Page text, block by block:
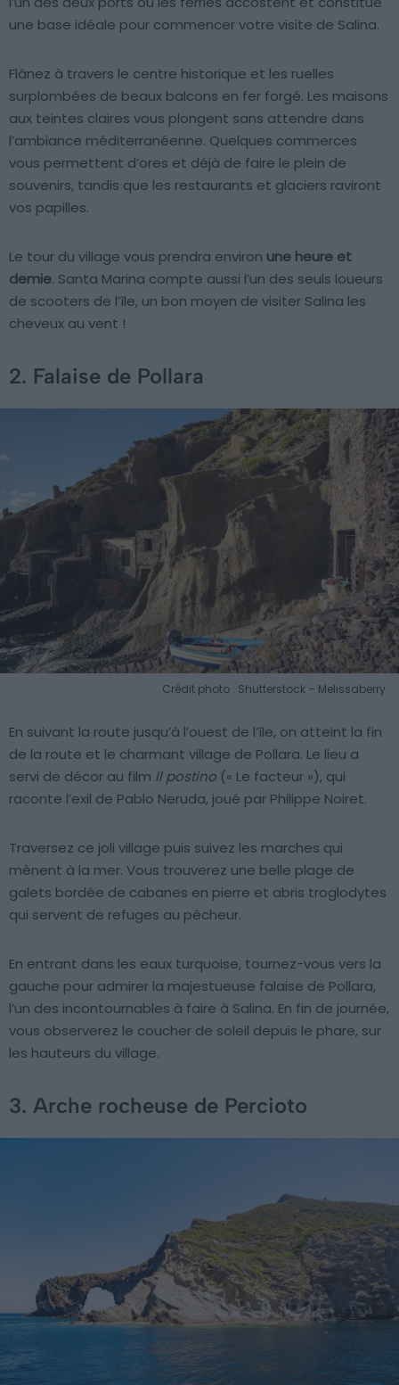
une base idéale pour commencer votre visite de Salina.
Flânez à travers le centre historique et les ruelles
surplombées de beaux balcons en fer forgé. Les maisons
aux teintes claires vous plongent sans attendre dans
l’ambiance méditerranéenne. Quelques commerces
vous permettent d’ores et déjà de faire le plein de
souvenirs, tandis que les restaurants et glaciers raviront
vos papilles.
Le tour du village vous prendra environ une heure et
demie. Santa Marina compte aussi l’un des seuls loueurs
de scooters de l’île, un bon moyen de visiter Salina les
cheveux au vent !
2. Falaise de Pollara
Crédit photo : Shutterstock – Melissaberry
En suivant la route jusqu’à l’ouest de l’île, on atteint la fin
de la route et le charmant village de Pollara. Le lieu a
servi de décor au film Il postino (« Le facteur »), qui
raconte l’exil de Pablo Neruda, joué par Philippe Noiret.
Traversez ce joli village puis suivez les marches qui
mènent à la mer. Vous trouverez une belle plage de
galets bordée de cabanes en pierre et abris troglodytes
qui servent de refuges au pêcheur.
En entrant dans les eaux turquoise, tournez-vous vers la
gauche pour admirer la majestueuse falaise de Pollara,
l’un des incontournables à faire à Salina. En fin de journée,
vous observerez le coucher de soleil depuis le phare, sur
les hauteurs du village.
3. Arche rocheuse de Percioto